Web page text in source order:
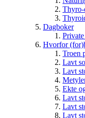
Dagboker
Hvorfor
Troen
Lavt
Lavt
Ekte
Lavt
Lavt
Lavt